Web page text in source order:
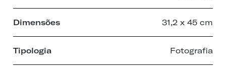
Dimensões 31,2 x 45 cm
Tipologia Fotografia